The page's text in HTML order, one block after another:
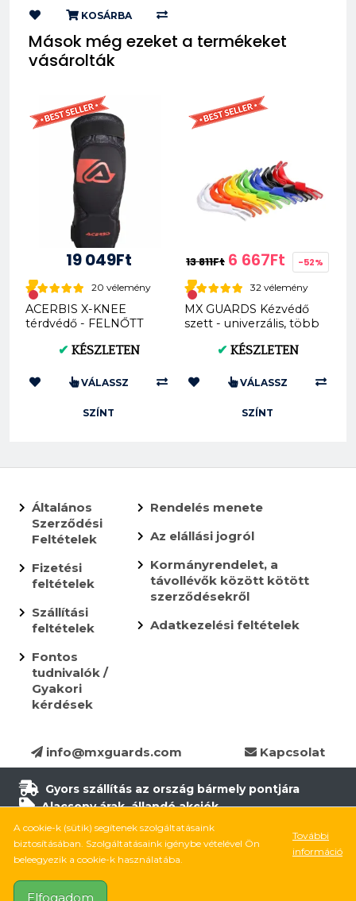
KOSÁRBA
Mások még ezeket a termékeket
vásárolták
19 049Ft
20 vélemény
ACERBIS X-KNEE
térdvédő - FELNŐTT
✔ KÉSZLETEN
VÁLASSZ
SZÍNT
13 811Ft 6 667Ft -52%
32 vélemény
MX GUARDS Kézvédő
szett - univerzális, több
✔ KÉSZLETEN
VÁLASSZ
SZÍNT
Általános
Szerződési
Feltételek
Fizetési
feltételek
Szállítási
feltételek
Fontos
tudnivalók /
Gyakori
kérdések
Rendelés menete
Az elállási jogról
Kormányrendelet, a
távollévők között kötött
szerződésekről
Adatkezelési feltételek
info@mxguards.com Kapcsolat
Gyors szállítás az ország bármely pontjára
Alacsony árak, állandó akciók
Több, mint 10.000 termék
6.500 termék raktáron
8.000 elégedett ügyfél
A cookie-k (sütik) segítenek szolgáltatásaink
biztosításában. Szolgáltatásaink igénybe vételével Ön
beleegyezik a cookie-k használatába.
További
információ
Elfogadom